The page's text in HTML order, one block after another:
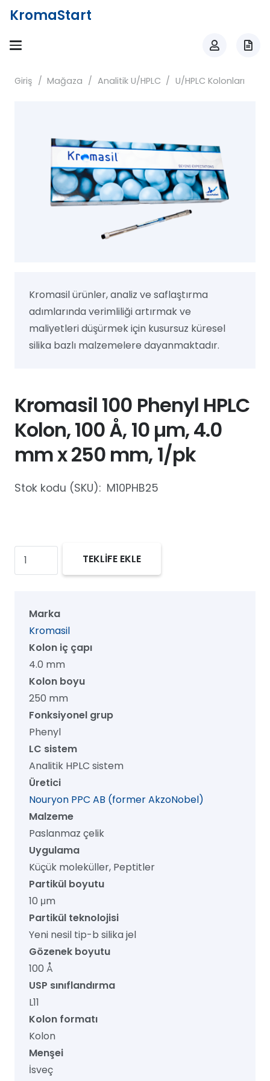
KromaStart
Giriş / Mağaza / Analitik U/HPLC / U/HPLC Kolonları
Kromasil ürünler, analiz ve saflaştırma
adımlarında verimliliği artırmak ve
maliyetleri düşürmek için kusursuz küresel
silika bazlı malzemelere dayanmaktadır.
Kromasil 100 Phenyl HPLC
Kolon, 100 Å, 10 µm, 4.0
mm x 250 mm, 1/pk
Stok kodu (SKU): M10PHB25
Kromasil
100
Kolon,
µm,
mm
250
mm,
1/pk
adet
TEKLİFE EKLE
Marka
Kromasil
Kolon iç çapı
4.0 mm
Kolon boyu
250 mm
Fonksiyonel grup
Phenyl
LC sistem
Analitik HPLC sistem
Üretici
Nouryon PPC AB (former AkzoNobel)
Malzeme
Paslanmaz çelik
Uygulama
Küçük moleküller, Peptitler
Partikül boyutu
10 μm
Partikül teknolojisi
Yeni nesil tip-b silika jel
Gözenek boyutu
100 Å
USP sınıflandırma
L11
Kolon formatı
Kolon
Menşei
İsveç